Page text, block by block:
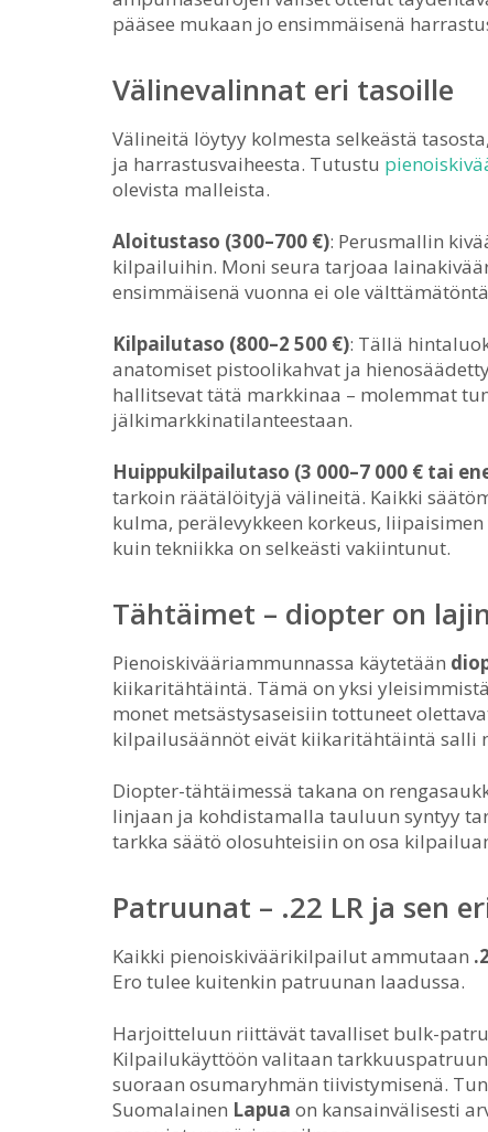
pääsee mukaan jo ensimmäisenä
Välinevalinnat eri tasoille
Välineitä löytyy kolmesta selkeästä
ja harrastusvaiheesta. Tutustu
olevista malleista.
Aloitustaso (300–700 €): Perusmallin
kilpailuihin. Moni seura tarjoaa
ensimmäisenä vuonna ei ole
Kilpailutaso (800–2 500 €): Tällä
anatomiset pistoolikahvat ja
hallitsevat tätä markkinaa – molemmat
jälkimarkkinatilanteestaan.
Huippukilpailutaso (3 000–7 000 € tai
tarkoin räätälöityjä välineitä. Kaikki
kulma, perälevykkeen korkeus,
kuin tekniikka on selkeästi vakiintunut.
Tähtäimet – diopter on
Pienoiskivääriammunnassa käytetään
kiikaritähtäintä. Tämä on yksi
monet metsästysaseisiin tottuneet
kilpailusäännöt eivät kiikaritähtäintä salli
Diopter-tähtäimessä takana on
linjaan ja kohdistamalla tauluun syntyy
tarkka säätö olosuhteisiin on osa
Patruunat – .22 LR ja sen
Kaikki pienoiskiväärikilpailut ammutaan
Ero tulee kuitenkin patruunan laadussa.
Harjoitteluun riittävät tavalliset bulk-
Kilpailukäyttöön valitaan
suoraan osumaryhmän tiivistymisenä.
Suomalainen Lapua on kansainvälisesti